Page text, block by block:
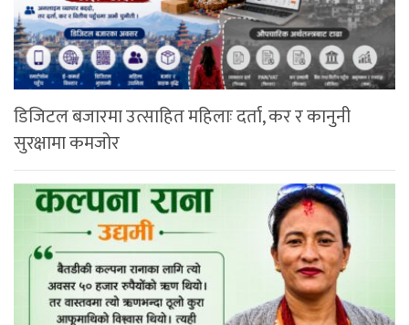
डिजिटल बजारमा उत्साहित महिलाः दर्ता, कर र कानुनी
सुरक्षामा कमजोर